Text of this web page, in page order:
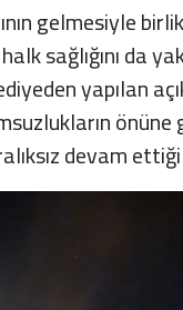
gelmesiyle
sağlığını da
yapılan
önüne
devam